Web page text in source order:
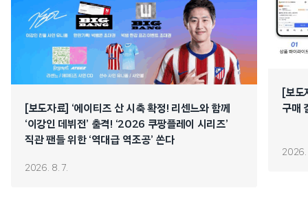
[보도자료] ‘에이티즈 산 시축 확정! 리센느와 함께
‘이강인 데뷔전’ 출격! ‘2026 쿠팡플레이 시리즈’
직관 팬들 위한 ‘역대급 역조공’ 쏜다
2026. 8. 7.
[보
구매
2026.